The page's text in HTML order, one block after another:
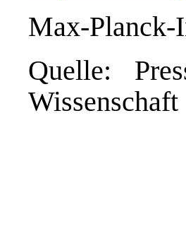
Max-Planck-
Quelle:
Wissenschaft